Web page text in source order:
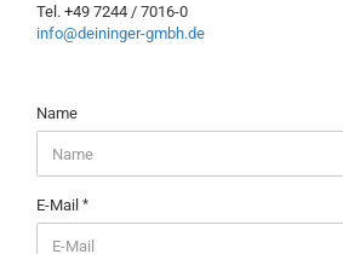
Tel. +49 7244 / 7016-0
info@deininger-gmbh.de
KONTAKT
-
WIR
FREUEN
UNS
AUF
IHRE
Name
E-Mail